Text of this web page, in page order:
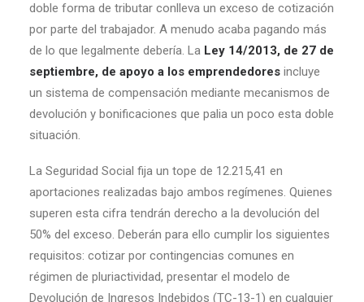
doble forma de tributar conlleva un exceso de cotización
por parte del trabajador. A menudo acaba pagando más
de lo que legalmente debería. La Ley 14/2013, de 27 de
septiembre, de apoyo a los emprendedores incluye
un sistema de compensación mediante mecanismos de
devolución y bonificaciones que palia un poco esta doble
situación.
La Seguridad Social fija un tope de 12.215,41 en
aportaciones realizadas bajo ambos regímenes. Quienes
superen esta cifra tendrán derecho a la devolución del
50% del exceso. Deberán para ello cumplir los siguientes
requisitos: cotizar por contingencias comunes en
régimen de pluriactividad, presentar el modelo de
Devolución de Ingresos Indebidos (TC-13-1) en cualquier